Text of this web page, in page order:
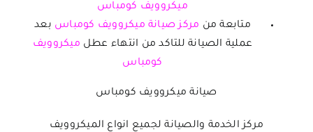
ميكروويف كومباس
متابعة من مركز صيانة ميكروويف كومباس بعد
عملية الصيانة للتاكد من انتهاء عطل ميكروويف
كومباس
صيانة ميكروويف كومباس
مركز الخدمة والصيانة لجميع انواع الميكروويف